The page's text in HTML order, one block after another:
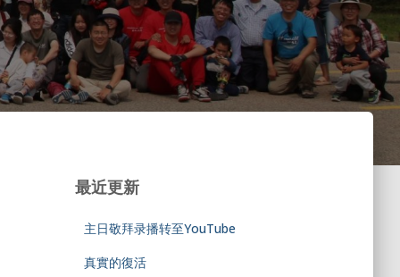
最近更新
主日敬拜录播转至YouTube
真實的復活